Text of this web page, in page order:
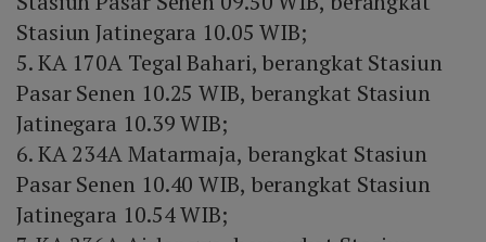
Stasiun Jatinegara 10.05 WIB;
5. KA 170A Tegal Bahari, berangkat Stasiun
Pasar Senen 10.25 WIB, berangkat Stasiun
Jatinegara 10.39 WIB;
6. KA 234A Matarmaja, berangkat Stasiun
Pasar Senen 10.40 WIB, berangkat Stasiun
Jatinegara 10.54 WIB;